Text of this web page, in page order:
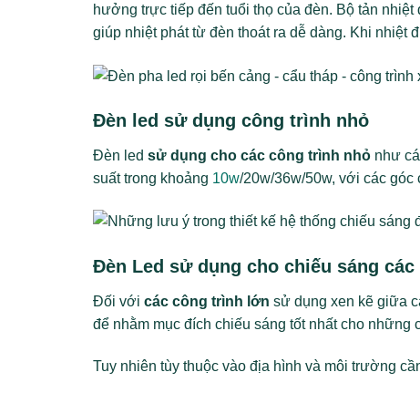
hưởng trực tiếp đến tuổi thọ của đèn. Bộ tản
giúp nhiệt phát từ đèn thoát ra dễ dàng. Khi nhiệt
Đèn led sử dụng công trình nhỏ
Đèn led sử dụng cho các công trình nhỏ như
suất trong khoảng 10w/20w/36w/50w, với các góc
Đèn Led sử dụng cho chiếu sáng
Đối với các công trình lớn sử dụng xen kẽ giữa
để nhằm mục đích chiếu sáng tốt nhất cho
Tuy nhiên tùy thuộc vào địa hình và môi trường